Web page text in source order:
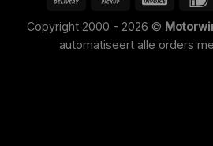
Copyright 2000 - 2026 ©
automatiseert alle orders